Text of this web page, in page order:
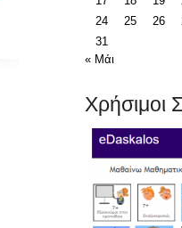
24
25 26
31
« Μάι
Χρήσιμοι